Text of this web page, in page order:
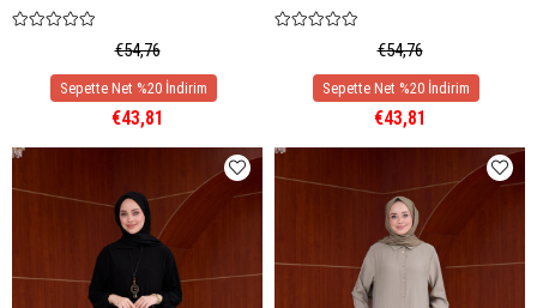
€54,76
€43,81
€54,76
€43,81